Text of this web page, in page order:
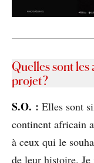
Quelles sont
projet ?
S.O. : Elles sont
continent africain
à ceux qui le
de leur histoire.